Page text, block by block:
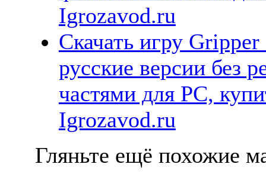
Igrozavod.ru
Скачать игру
русские версии без
частями для PC,
Igrozavod.ru
Гляньте ещё похожие